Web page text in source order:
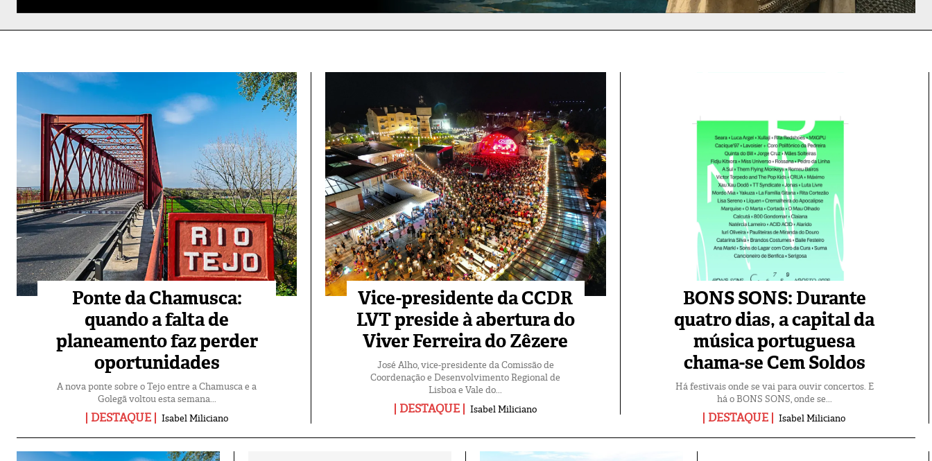
Ponte da Chamusca:
quando a falta de
planeamento faz perder
oportunidades
A nova ponte sobre o Tejo entre a Chamusca e a
Golegã voltou esta semana...
DESTAQUE Isabel Miliciano
Vice-presidente da CCDR
LVT preside à abertura do
Viver Ferreira do Zêzere
José Alho, vice-presidente da Comissão de
Coordenação e Desenvolvimento Regional de
Lisboa e Vale do...
DESTAQUE Isabel Miliciano
BONS SONS: Durante
quatro dias, a capital da
música portuguesa
chama-se Cem Soldos
Há festivais onde se vai para ouvir concertos. E
há o BONS SONS, onde se...
DESTAQUE Isabel Miliciano